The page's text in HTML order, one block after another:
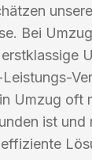
Bei
Umzug oft
ist und